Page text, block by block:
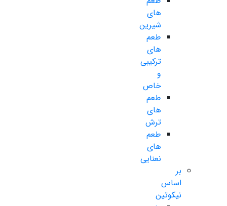
های
شیرین
طعم
های
ترکیبی
و
خاص
طعم
های
ترش
طعم
های
نعنایی
بر
اساس
نیکوتین